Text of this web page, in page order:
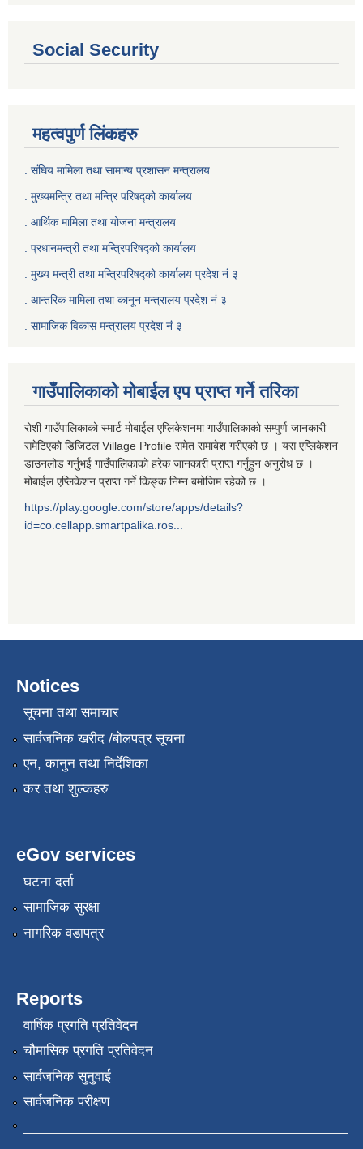
Social Security
महत्वपुर्ण लिंकहरु
. संघिय मामिला तथा सामान्य प्रशासन मन्त्रालय
. मुख्यमन्त्रि तथा मन्त्रि परिषद्को कार्यालय
. आर्थिक मामिला तथा योजना मन्त्रालय
. प्रधानमन्त्री तथा मन्त्रिपरिषद्को कार्यालय
मुख्य मन्त्री तथा मन्त्रिपरिषद्को कार्यालय प्रदेश नं ३
आन्तरिक मामिला तथा कानून मन्त्रालय प्रदेश नं ३
सामाजिक विकास मन्त्रालय प्रदेश नं ३
गाउँपालिकाको मोबाईल एप प्राप्त गर्ने तरिका
रोशी गाउँपालिकाको स्मार्ट मोबाईल एप्लिकेशनमा गाउँपालिकाको सम्पुर्ण जानकारी
समेटिएको डिजिटल Village Profile समेत समाबेश गरीएको छ । यस एप्लिकेशन
डाउनलोड गर्नुभई गाउँपालिकाको हरेक जानकारी प्राप्त गर्नुहुन अनुरोध छ ।
मोबाईल एप्लिकेशन प्राप्त गर्ने किङ्क निम्न बमोजिम रहेको छ ।
https://play.google.com/store/apps/details?
id=co.cellapp.smartpalika.ros...
Notices
सूचना तथा समाचार
सार्वजनिक खरीद /बोलपत्र सूचना
एन, कानुन तथा निर्देशिका
कर तथा शुल्कहरु
eGov services
घटना दर्ता
सामाजिक सुरक्षा
नागरिक वडापत्र
Reports
वार्षिक प्रगति प्रतिवेदन
चौमासिक प्रगति प्रतिवेदन
सार्वजनिक सुनुवाई
सार्वजनिक परीक्षण